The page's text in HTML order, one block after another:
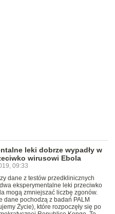
leki dobrze wypadły w
wirusowi Ebola
09:33
dane z testów przedklinicznych
eksperymentalne leki przeciwko
mogą zmniejszać liczbę zgonów.
dane pochodzą z badań PALM
Życie), które rozpoczęły się po